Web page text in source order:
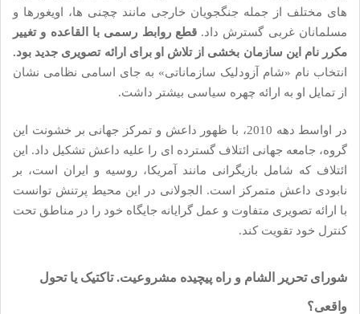
های مختلف از جمله جنگجویان خارجی مانند چچنی ها، اویغورها و
مسلمانان غربی گسترش داد.قطع روابط رسمی با القاعده و تغییر
مکرر نام این سازمان بخشی از تلاش او برای ارائه تصویری جدید بود.
انتخاب نام «شام آزودلیک سازماناتی» به جای اسامی نظامی نشان
از تمایل او به ارائه چهره سیاسی بیشتر داشت.
در اواسط دهه 2010، با ظهور داعش و تمرکز جهانی بر خشونت این
گروه، جامعه جهانی ائتلاف گسترده ای را علیه داعش تشکیل داد. این
ائتلاف که شامل بازیگرانی مانند آمریکا، روسیه و ایران است، بر
نابودی داعش متمرکز است. الجولانی در این محیط پرتنش توانست
با ارائه تصویری متفاوت و عمل گرایانه جایگاه خود را در مناطق تحت
کنترل خود تقویت کند.
شورای تحریر الشام و راه پیچیده مشروعیت. تاکتیک یا تحول
واقعی؟